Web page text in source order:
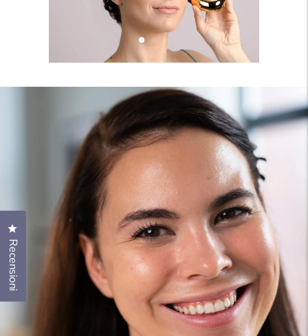
Recensioni
Clicca per aprire la finestra delle recensioni